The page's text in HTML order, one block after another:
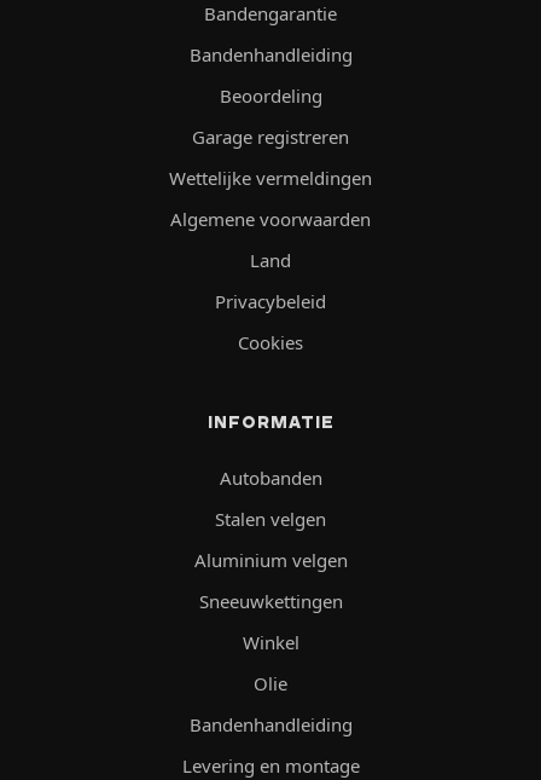
Bandengarantie
Bandenhandleiding
Beoordeling
Garage registreren
Wettelijke vermeldingen
Algemene voorwaarden
Land
Privacybeleid
Cookies
INFORMATIE
Autobanden
Stalen velgen
Aluminium velgen
Sneeuwkettingen
Winkel
Olie
Bandenhandleiding
Levering en montage